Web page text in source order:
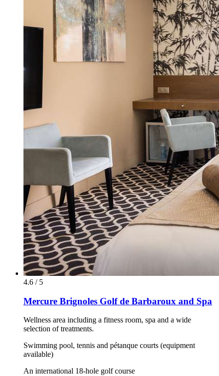
4.6 / 5
Mercure Brignoles Golf de Barbaroux and Spa
Wellness area including a fitness room, spa and a wide
selection of treatments.
Swimming pool, tennis and pétanque courts (equipment
available)
An international 18-hole golf course